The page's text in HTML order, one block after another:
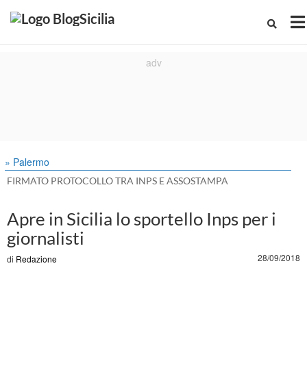
» Palermo
FIRMATO PROTOCOLLO TRA INPS E ASSOSTAMPA
Apre in Sicilia lo sportello Inps per i
giornalisti
di Redazione 28/09/2018